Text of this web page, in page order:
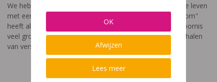
We hebben een video gemaakt die toont hoe het is om te leven
met een leerstoornis. De film met als titel: "Ik heet niet dom"
heeft als doel aan te tonen dat de impact van een leerstoornis
veel groter is dan enkel wat je ziet in de klas. Je hoort verhalen
van verschillende leerlingen en ouders.
OK
Afwijzen
Lees meer